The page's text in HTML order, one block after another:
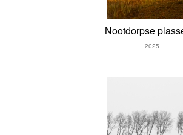
Nootdorpse
2025